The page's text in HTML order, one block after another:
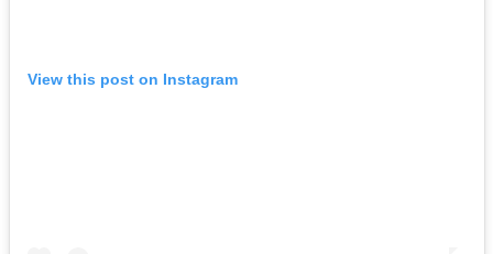
View this post on Instagram